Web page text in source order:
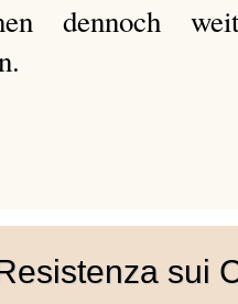
dennoch
sui